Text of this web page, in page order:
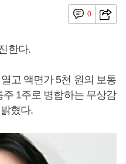
0
한다.
고 액면가 5천 원의 보통
1주로 병합하는 무상감
혔다.